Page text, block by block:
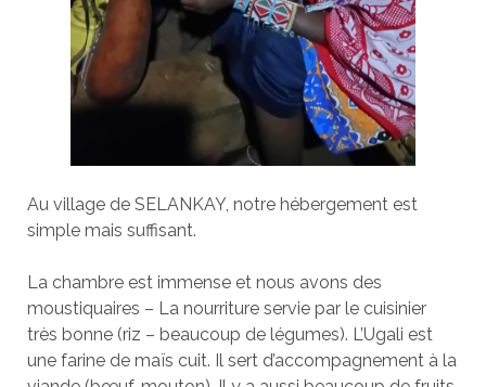
Au village de SELANKAY, notre hébergement est
simple mais suffisant.
La chambre est immense et nous avons des
moustiquaires – La nourriture servie par le cuisinier
très bonne (riz – beaucoup de légumes). L’Ugali est
une farine de maïs cuit. Il sert d’accompagnement à la